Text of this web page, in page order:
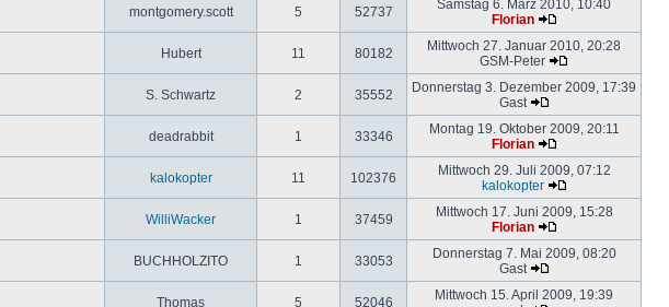
montgomery.scott 5 52737
Samstag 6. März 2010, 10:40
Florian
Hubert 11 80182
Mittwoch 27. Januar 2010, 20:28
GSM-Peter
S. Schwartz 2 35552
Donnerstag 3. Dezember 2009, 17:39
Gast
deadrabbit 1 33346
Montag 19. Oktober 2009, 20:11
Florian
kalokopter 11 102376
Mittwoch 29. Juli 2009, 07:12
kalokopter
WilliWacker 1 37459
Mittwoch 17. Juni 2009, 15:28
Florian
BUCHHOLZITO 1 33053
Donnerstag 7. Mai 2009, 08:20
Gast
Thomas 5 52046
Mittwoch 15. April 2009, 19:39